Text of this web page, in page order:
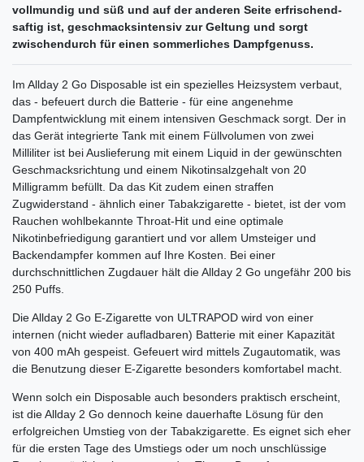
vollmundig und süß und auf der anderen Seite erfrischend-
saftig ist, geschmacksintensiv zur Geltung und sorgt
zwischendurch für einen sommerliches Dampfgenuss.
Im Allday 2 Go Disposable ist ein spezielles Heizsystem verbaut,
das - befeuert durch die Batterie - für eine angenehme
Dampfentwicklung mit einem intensiven Geschmack sorgt. Der in
das Gerät integrierte Tank mit einem Füllvolumen von zwei
Milliliter ist bei Auslieferung mit einem Liquid in der gewünschten
Geschmacksrichtung und einem Nikotinsalzgehalt von 20
Milligramm befüllt. Da das Kit zudem einen straffen
Zugwiderstand - ähnlich einer Tabakzigarette - bietet, ist der vom
Rauchen wohlbekannte Throat-Hit und eine optimale
Nikotinbefriedigung garantiert und vor allem Umsteiger und
Backendampfer kommen auf Ihre Kosten. Bei einer
durchschnittlichen Zugdauer hält die Allday 2 Go ungefähr 200 bis
250 Puffs.
Die Allday 2 Go E-Zigarette von ULTRAPOD wird von einer
internen (nicht wieder aufladbaren) Batterie mit einer Kapazität
von 400 mAh gespeist. Gefeuert wird mittels Zugautomatik, was
die Benutzung dieser E-Zigarette besonders komfortabel macht.
Wenn solch ein Disposable auch besonders praktisch erscheint,
ist die Allday 2 Go dennoch keine dauerhafte Lösung für den
erfolgreichen Umstieg von der Tabakzigarette. Es eignet sich eher
für die ersten Tage des Umstiegs oder um noch unschlüssige